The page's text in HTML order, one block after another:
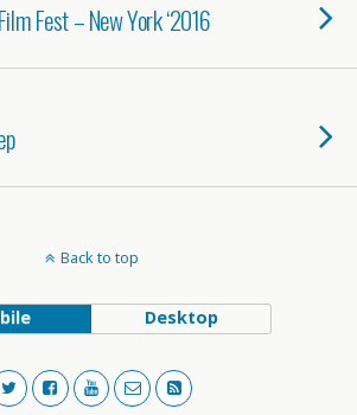
Fest – New York ‘2016
Back to top
Desktop